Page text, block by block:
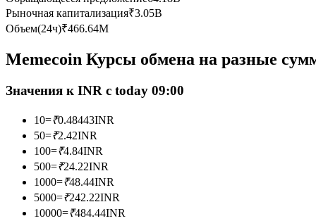
Фьючерсы с использованием USDC в качестве
Копирование торговли
Присоединяйтесь к лучшим трейдерам
Рыночная капитализация₹3.05B
Объем(24ч)₹466.64M
Memecoin Курсы обмена на разные
Значения к INR с today 09:00
10=₹0.48443INR
50=₹2.42INR
100=₹4.84INR
500=₹24.22INR
1000=₹48.44INR
5000=₹242.22INR
10000=₹484.44INR